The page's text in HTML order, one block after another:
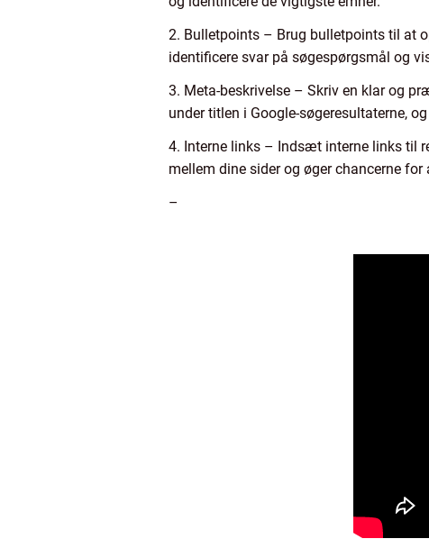
2. Bulletpoints – Brug bulletpoints til at
identificere svar på søgespørgsmål og
3. Meta-beskrivelse – Skriv en klar og
under titlen i Google-søgeresultaterne,
4. Interne links – Indsæt interne links til
mellem dine sider og øger chancerne
–